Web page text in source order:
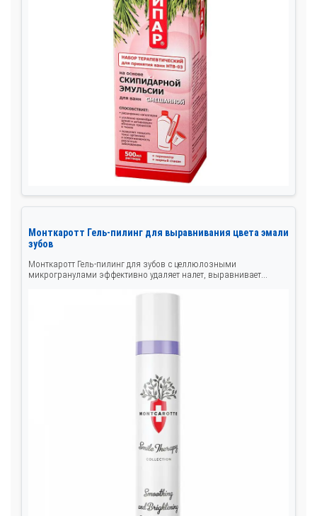
Монткаротт Гель-пилинг для выравнивания цвета эмали
зубов
Монткаротт Гель-пилинг для зубов с целлюлозными
микрогранулами эффективно удаляет налет, выравнивает...